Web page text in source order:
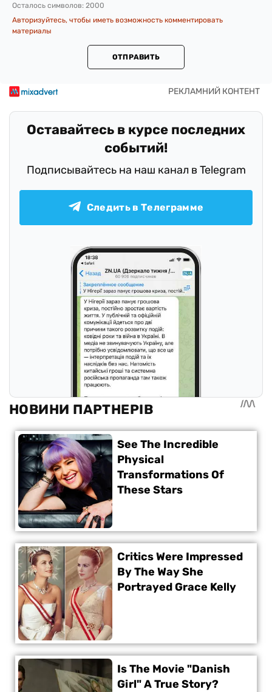
Осталось символов: 2000
Авторизуйтесь, чтобы иметь возможность комментировать
материалы
ОТПРАВИТЬ
Оставайтесь в курсе последних
событий!
Подписывайтесь на наш канал в Telegram
Следить в Телеграмме